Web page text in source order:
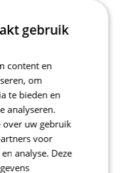
gebruik
content en
om
te bieden en
analyseren.
over uw gebruik
voor
analyse. Deze